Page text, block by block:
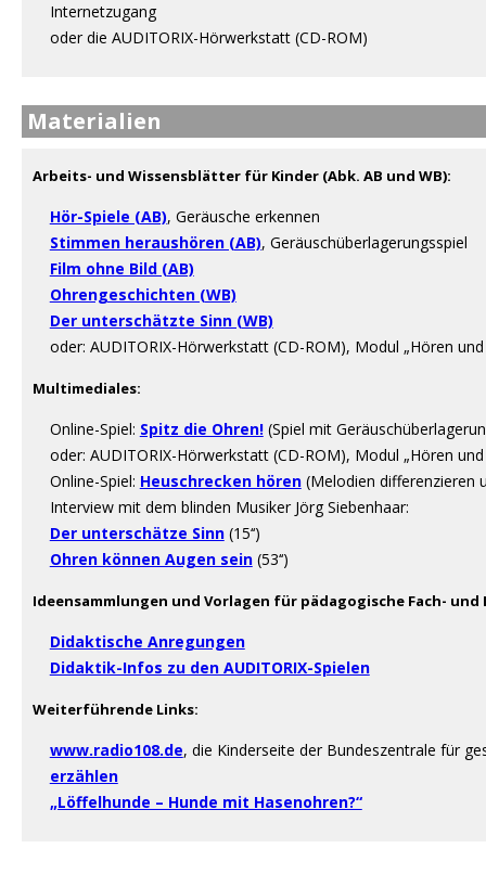
Internetzugang
oder die AUDITORIX-Hörwerkstatt (CD-ROM)
Materialien
Arbeits- und Wissensblätter für Kinder (Abk. AB und WB):
Hör-Spiele (AB), Geräusche erkennen
Stimmen heraushören (AB), Geräuschüberlagerungsspiel
Film ohne Bild (AB)
Ohrengeschichten (WB)
Der unterschätzte Sinn (WB)
oder: AUDITORIX-Hörwerkstatt (CD-ROM), Modul „Hören
Multimediales:
Online-Spiel: Spitz die Ohren!(Spiel mit
oder: AUDITORIX-Hörwerkstatt (CD-ROM), Modul „Hören
Online-Spiel: Heuschrecken hören(Melodien differenzieren
Interview mit dem blinden Musiker Jörg Siebenhaar:
Der unterschätze Sinn(15‘‘)
Ohren können Augen sein(53‘‘)
Ideensammlungen und Vorlagen für pädagogische Fach- und
Didaktische Anregungen
Didaktik-Infos zu den AUDITORIX-Spielen
Weiterführende Links:
www.radio108.de, die Kinderseite der Bundeszentrale für
erzählen
„Löffelhunde – Hunde mit Hasenohren?“